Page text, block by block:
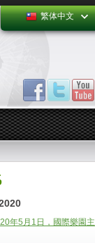
繁体中文
年5月1日，國際樂園主